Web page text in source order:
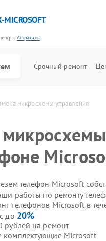
MICROSOFT
г.Астрахань
Срочный ремонт
микросхемы управления
телефон Microsoft
работы по ремонту
телефонов Microsoft в
до 20%
рублей на ремонт
комплектующие Microsoft